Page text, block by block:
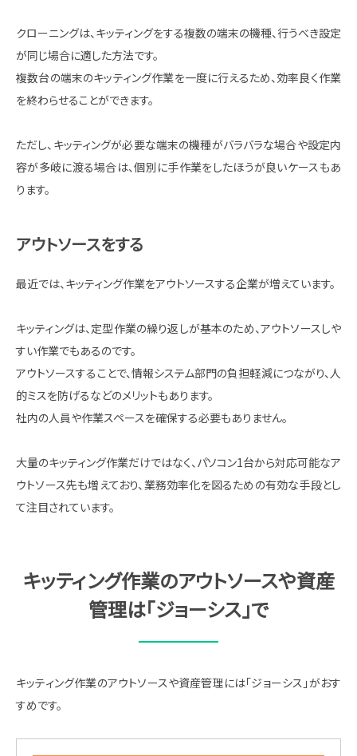
クローニングは、キッティングをする複数の端末の機種、行うべき設定
が同じ場合に適した方法です。
複数台の端末のキッティング作業を一度に行えるため、効率良く作業
を終わらせることができます。
ただし、キッティングが必要な端末の機種がバラバラな場合や設定内
容が多岐に渡る場合は、個別に手作業をしたほうが良いケースもあ
ります。
アウトソースをする
最近では、キッティング作業をアウトソースする企業が増えています。
キッティングは、定型作業の繰り返しが基本のため、アウトソースしや
すい作業でもあるのです。
アウトソースすることで、情報システム部門の負担軽減につながり、人
的ミスを防げるなどのメリットもあります。
社内の人員や作業スペースを確保する必要もありません。
大量のキッティング作業だけではなく、パソコン1台から対応可能なア
ウトソース先も増えており、業務効率化を図るための有効な手段とし
て注目されています。
キッティング作業のアウトソースや資産
管理は「ジョーシス」で
キッティング作業のアウトソースや資産管理には「ジョーシス」がおす
すめです。